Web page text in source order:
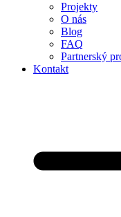
Projekty
O nás
Blog
FAQ
Partnerský
Kontakt